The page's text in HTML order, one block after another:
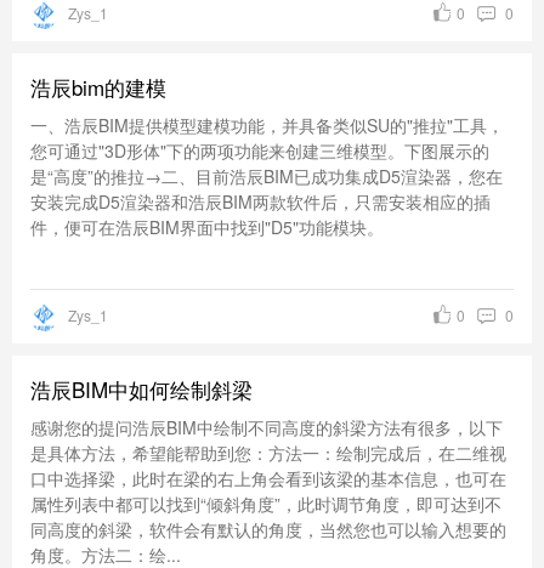
Zys_1 0
0
浩辰bim的建模
一、浩辰BIM提供模型建模功能，并具备类似SU的"推拉"工具，
您可通过"3D形体"下的两项功能来创建三维模型。下图展示的
是“高度”的推拉→二、目前浩辰BIM已成功集成D5渲染器，您在
安装完成D5渲染器和浩辰BIM两款软件后，只需安装相应的插
件，便可在浩辰BIM界面中找到"D5"功能模块。
Zys_1 0
0
浩辰BIM中如何绘制斜梁
感谢您的提问浩辰BIM中绘制不同高度的斜梁方法有很多，以下
是具体方法，希望能帮助到您：方法一：绘制完成后，在二维视
口中选择梁，此时在梁的右上角会看到该梁的基本信息，也可在
属性列表中都可以找到“倾斜角度”，此时调节角度，即可达到不
同高度的斜梁，软件会有默认的角度，当然您也可以输入想要的
角度。方法二：绘...